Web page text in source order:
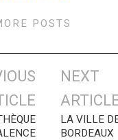
POSTS
NEXT
LA VILLE
BORDEAUX